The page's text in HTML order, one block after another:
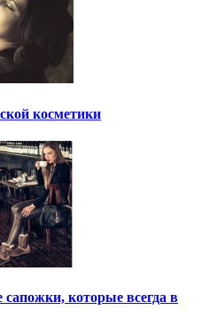
косметики
которые всегда в